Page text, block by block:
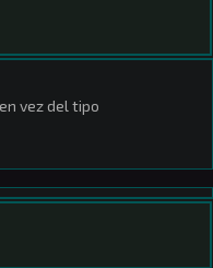
vez del tipo